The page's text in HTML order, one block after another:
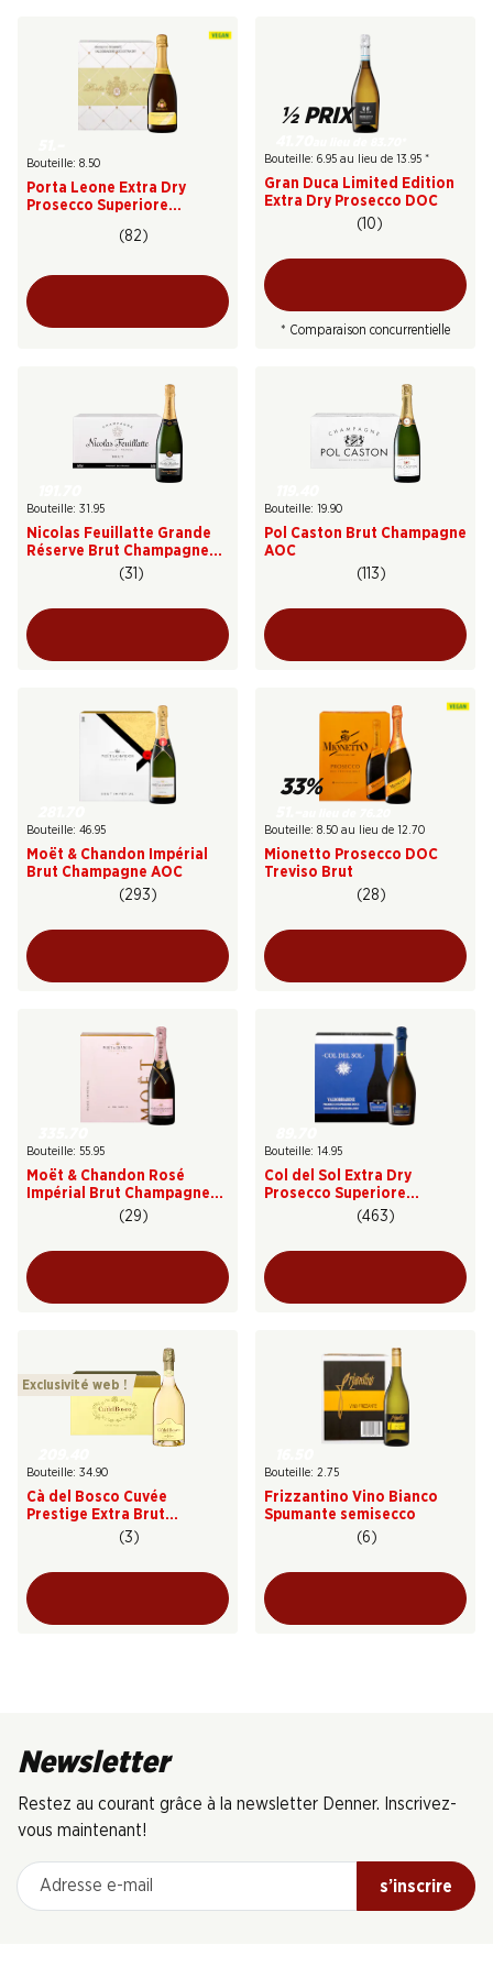
Bouteille: 8.50
Porta Leone Extra Dry
Prosecco Superiore
(82)
½ PRIX
Bouteille: 6.95 au lieu de 13.95 *
Gran Duca Limited Edition
Extra Dry Prosecco DOC
(10)
* Comparaison concurrentielle
Bouteille: 31.95
Nicolas Feuillatte Grande
Réserve Brut Champagne
(31)
Bouteille: 19.90
Pol Caston Brut Champagne
AOC
(113)
Bouteille: 46.95
Moët & Chandon Impérial
Brut Champagne AOC
(293)
33%
Bouteille: 8.50 au lieu de 12.70
Mionetto Prosecco DOC
Treviso Brut
(28)
Bouteille: 55.95
Moët & Chandon Rosé
Impérial Brut Champagne
(29)
Bouteille: 14.95
Col del Sol Extra Dry
Prosecco Superiore
Valdobbiadene DOCG
(463)
Exclusivité web !
Bouteille: 34.90
Cà del Bosco Cuvée
Prestige Extra Brut
Franciacorta DOCG
(3)
Bouteille: 2.75
Frizzantino Vino Bianco
Spumante semisecco
(6)
Newsletter
Restez au courant grâce à la newsletter Denner. Inscrivez-
vous maintenant!
Adresse e-mail
s’inscrire